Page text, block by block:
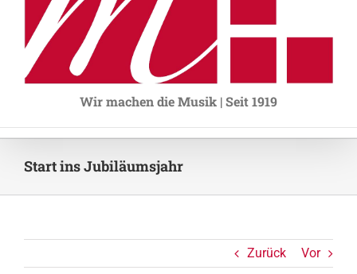
Wir machen die Musik | Seit 1919
Start ins Jubiläumsjahr
Zurück Vor